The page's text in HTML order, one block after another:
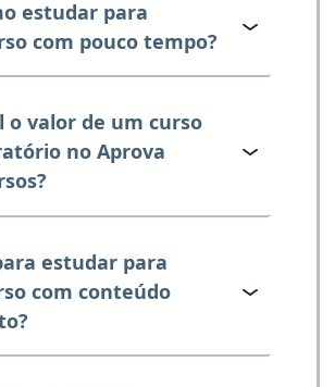
estudar para
com pouco tempo?
o valor de um curso
no Aprova
estudar para
com conteúdo